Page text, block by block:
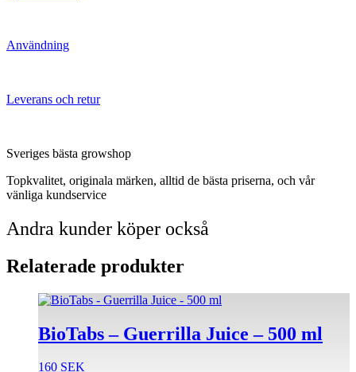
Användning
Leverans och retur
Sveriges bästa growshop
Topkvalitet, originala märken, alltid de bästa priserna, och vår
vänliga kundservice
Andra kunder köper också
Relaterade produkter
BioTabs – Guerrilla Juice – 500 ml
160 SEK